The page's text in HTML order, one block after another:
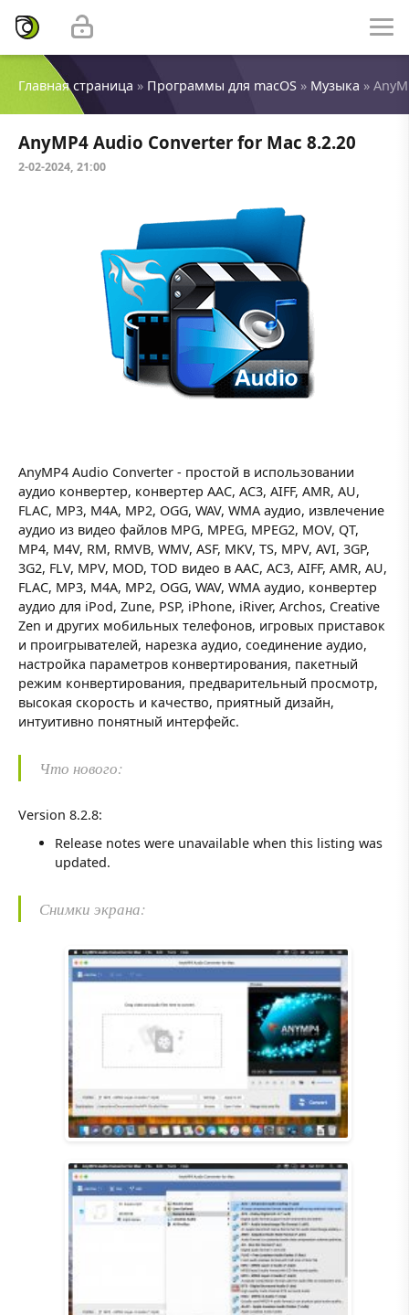
Главная страница » Программы для macOS » Музыка »
AnyMP4 Audio Converter for Mac 8.2.20
2-02-2024, 21:00
AnyMP4 Audio Converter - простой в использовании
аудио конвертер, конвертер AAC, AC3, AIFF, AMR, AU,
FLAC, MP3, M4A, MP2, OGG, WAV, WMA аудио, извлечение
аудио из видео файлов MPG, MPEG, MPEG2, MOV, QT,
MP4, M4V, RM, RMVB, WMV, ASF, MKV, TS, MPV, AVI, 3GP,
3G2, FLV, MPV, MOD, TOD видео в AAC, AC3, AIFF, AMR, AU,
FLAC, MP3, M4A, MP2, OGG, WAV, WMA аудио, конвертер
аудио для iPod, Zune, PSP, iPhone, iRiver, Archos, Creative
Zen и других мобильных телефонов, игровых приставок
и проигрывателей, нарезка аудио, соединение аудио,
настройка параметров конвертирования, пакетный
режим конвертирования, предварительный просмотр,
высокая скорость и качество, приятный дизайн,
интуитивно понятный интерфейс.
Что нового:
Version 8.2.8:
Release notes were unavailable when this listing was
updated.
Снимки экрана: